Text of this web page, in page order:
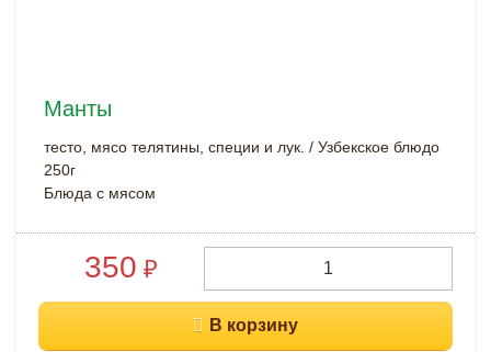
Манты
тесто, мясо телятины, специи и лук. / Узбекское блюдо
250г
Блюда с мясом
350 ₽